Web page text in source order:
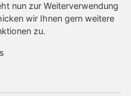
nun zur Weiterverwendung
wir Ihnen gern weitere
zu.